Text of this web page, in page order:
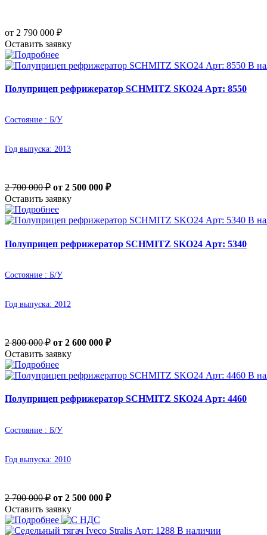
от 2 790 000 ₽
Оставить заявку
В
Полуприцеп рефрижератор SCHMITZ SKO24 Арт: 8550
Состояние : Б/У
Год выпуска: 2013
2 700 000 ₽ от 2 500 000 ₽
Оставить заявку
В
Полуприцеп рефрижератор SCHMITZ SKO24 Арт: 5340
Состояние : Б/У
Год выпуска: 2012
2 800 000 ₽ от 2 600 000 ₽
Оставить заявку
В
Полуприцеп рефрижератор SCHMITZ SKO24 Арт: 4460
Состояние : Б/У
Год выпуска: 2010
2 700 000 ₽ от 2 500 000 ₽
Оставить заявку
В наличии